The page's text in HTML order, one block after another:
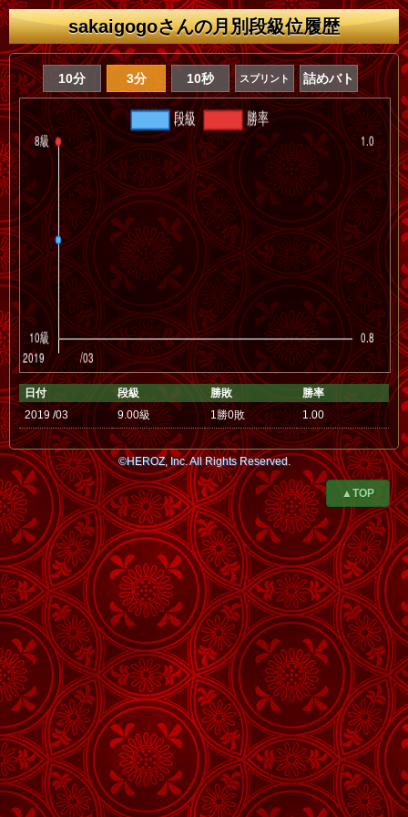
sakaigogoさんの月別段級位履歴
10分 3分 10秒 スプリント 詰めバト
日付 段級 勝敗
勝率
2019 /03
9.00級 1勝0敗 1.00
©HEROZ, Inc. All Rights Reserved.
▲TOP